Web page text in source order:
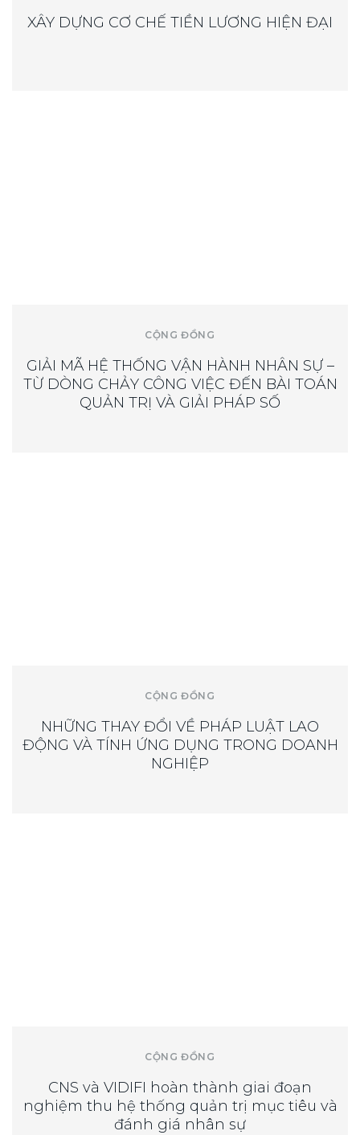
XÂY DỰNG CƠ CHẾ TIỀN LƯƠNG HIỆN ĐẠI
CỘNG ĐỒNG
GIẢI MÃ HỆ THỐNG VẬN HÀNH NHÂN SỰ –
TỪ DÒNG CHẢY CÔNG VIỆC ĐẾN BÀI TOÁN
QUẢN TRỊ VÀ GIẢI PHÁP SỐ
CỘNG ĐỒNG
NHỮNG THAY ĐỔI VỀ PHÁP LUẬT LAO
ĐỘNG VÀ TÍNH ỨNG DỤNG TRONG DOANH
NGHIỆP
CỘNG ĐỒNG
CNS và VIDIFI hoàn thành giai đoạn
nghiệm thu hệ thống quản trị mục tiêu và
đánh giá nhân sự